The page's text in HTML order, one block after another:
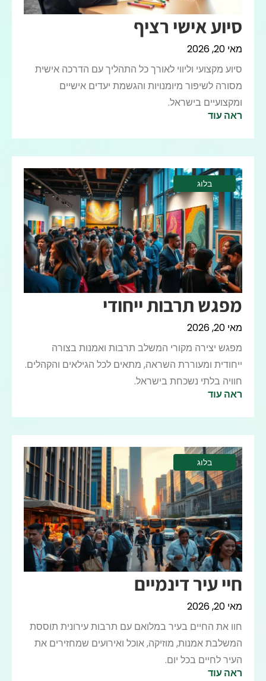
סיוע אישי רציף
מאי 20, 2026
סיוע מקצועי וליווי לאורך כל התהליך עם הדרכה אישית
מסורה לשיפור מיומנויות והגשמת יעדים אישיים
ומקצועיים בישראל.
ראה עוד
בלוג
מפגש תרבות ייחודי
מאי 20, 2026
מפגש יצירה מקורי המשלב תרבות ואמנות בצורה
ייחודית ומעוררת השראה, מתאים לכל הגילאים והקהלים.
חוויה בלתי נשכחת בישראל.
ראה עוד
בלוג
חיי עיר דינמיים
מאי 20, 2026
חוו את החיים בעיר במלואם עם תרבות עירונית תוססת
המשלבת אמנות, מוזיקה, אוכל ואירועים שמחזירים את
העיר לחיים בכל יום.
ראה עוד